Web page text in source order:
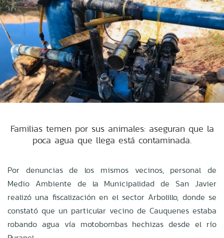
Familias temen por sus animales: aseguran que la
poca agua que llega está contaminada.
Por denuncias de los mismos vecinos, personal de
Medio Ambiente de la Municipalidad de San Javier
realizó una fiscalización en el sector Arbolillo, donde se
constató que un particular vecino de Cauquenes estaba
robando agua vía motobombas hechizas desde el río